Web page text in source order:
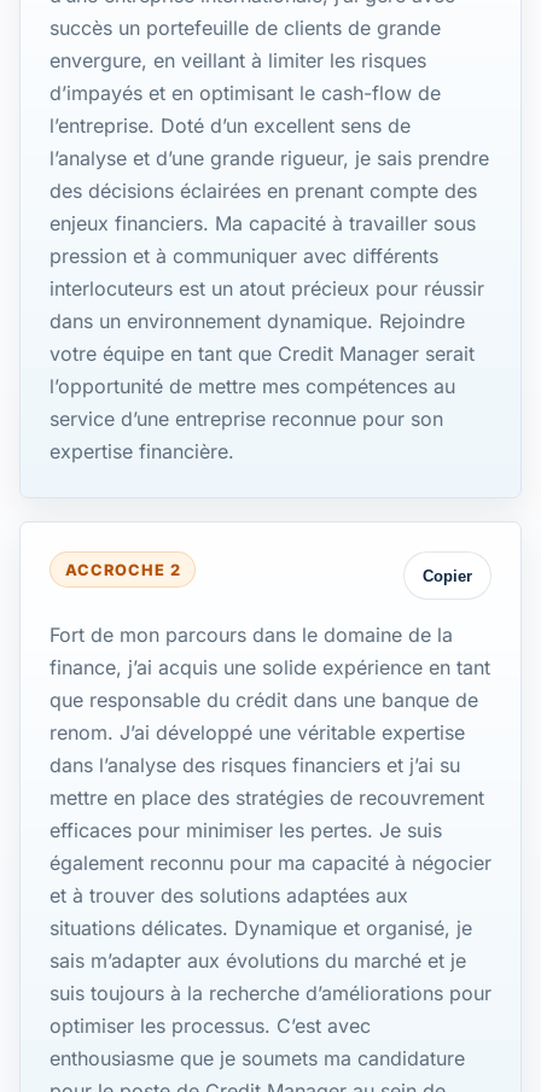
succès un portefeuille de clients de grande
envergure, en veillant à limiter les risques
d’impayés et en optimisant le cash-flow de
l’entreprise. Doté d’un excellent sens de
l’analyse et d’une grande rigueur, je sais prendre
des décisions éclairées en prenant compte des
enjeux financiers. Ma capacité à travailler sous
pression et à communiquer avec différents
interlocuteurs est un atout précieux pour réussir
dans un environnement dynamique. Rejoindre
votre équipe en tant que Credit Manager serait
l’opportunité de mettre mes compétences au
service d’une entreprise reconnue pour son
expertise financière.
ACCROCHE 2 Copier
Fort de mon parcours dans le domaine de la
finance, j’ai acquis une solide expérience en tant
que responsable du crédit dans une banque de
renom. J’ai développé une véritable expertise
dans l’analyse des risques financiers et j’ai su
mettre en place des stratégies de recouvrement
efficaces pour minimiser les pertes. Je suis
également reconnu pour ma capacité à négocier
et à trouver des solutions adaptées aux
situations délicates. Dynamique et organisé, je
sais m’adapter aux évolutions du marché et je
suis toujours à la recherche d’améliorations pour
optimiser les processus. C’est avec
enthousiasme que je soumets ma candidature